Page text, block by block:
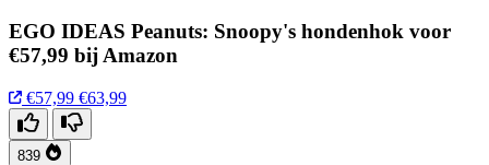
EGO IDEAS Peanuts: Snoopy's hondenhok voor
€57,99 bij Amazon
€57,99 €63,99
839